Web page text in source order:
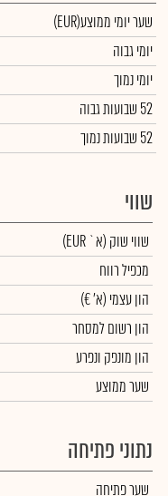
שער יומי ממוצע(EUR)
יומי גבוה
יומי נמוך
52 שבועות גבוה
52 שבועות נמוך
שווי
שווי שוק (א` EUR)
מכפיל רווח
הון עצמי (א' €)
הון רשום למסחר
הון מונפק ונפרע
שער ממוצע
נתוני פתיחה
שער פתיחה